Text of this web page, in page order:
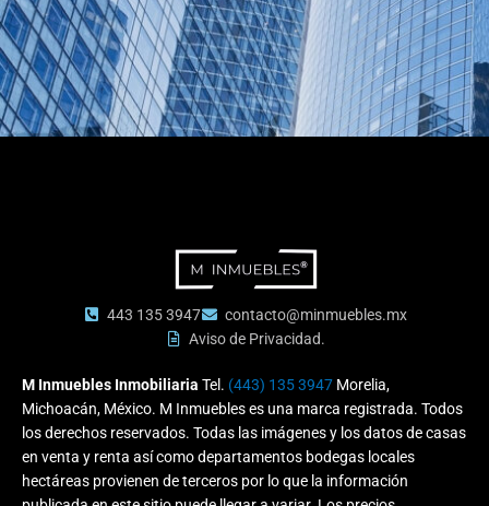
443 135 3947
contacto@minmuebles.mx
Aviso de Privacidad.
M Inmuebles Inmobiliaria Tel. (443) 135 3947 Morelia,
Michoacán, México. M Inmuebles es una marca registrada. Todos
los derechos reservados. Todas las imágenes y los datos de casas
en venta y renta así como departamentos bodegas locales
hectáreas provienen de terceros por lo que la información